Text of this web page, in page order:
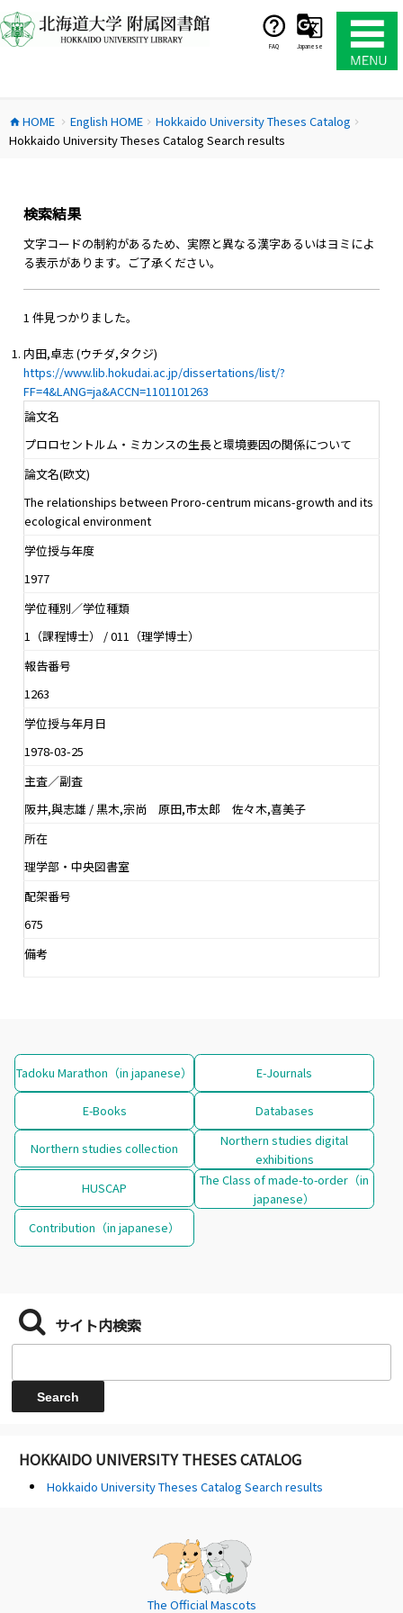
ン
テ
ス
キ
FAQ Japanese
home HOME chevron_right English HOMEchevron_right Hokkaido University Theses Catalog chevron_right
Hokkaido University Theses Catalog Search results
検索結果
文字コードの制約があるため、実際と異なる漢字あるいはヨミによ
る表示があります。ご了承ください。
1 件見つかりました。
内田,卓志 (ウチダ,タクジ)
https://www.lib.hokudai.ac.jp/dissertations/list/?
FF=4&LANG=ja&ACCN=1101101263
論文名
プロロセントルム・ミカンスの生長と環境要因の関係について
論文名(欧文)
The relationships between Proro-centrum micans-growth and its
ecological environment
学位授与年度
1977
学位種別／学位種類
1（課程博士） / 011（理学博士）
報告番号
1263
学位授与年月日
1978-03-25
主査／副査
阪井,與志雄 / 黒木,宗尚 原田,市太郎 佐々木,喜美子
所在
理学部・中央図書室
配架番号
675
備考
Tadoku Marathon（in japanese） E-Journals
E-Books Databases
Northern studies collection
Northern studies digital
exhibitions
HUSCAP
The Class of made-to-order（in
japanese）
Contribution（in japanese）
サイト内検索
HOKKAIDO UNIVERSITY THESES CATALOG
Hokkaido University Theses Catalog Search results
The Official Mascots